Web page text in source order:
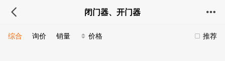
闭门器、开门器
推荐
综合 询价 销量 价格